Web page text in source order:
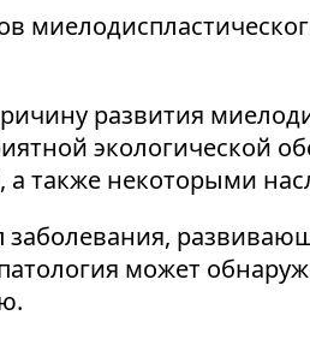
развития
также некоторыми
может